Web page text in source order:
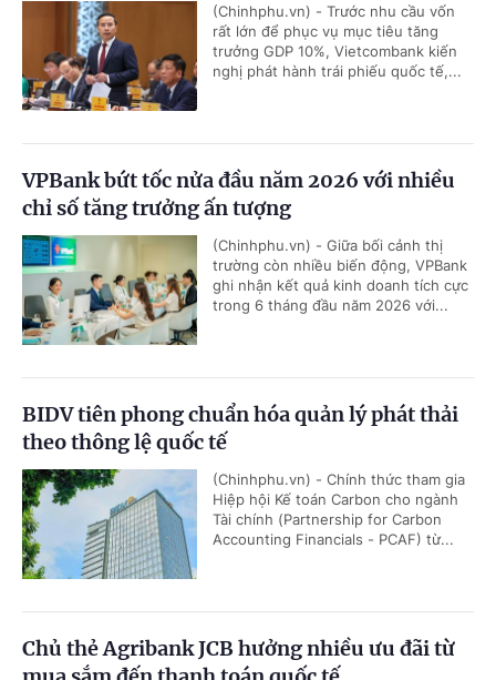
(Chinhphu.vn) - Trước nhu cầu vốn
rất lớn để phục vụ mục tiêu tăng
trưởng GDP 10%, Vietcombank kiến
nghị phát hành trái phiếu quốc tế,...
VPBank bứt tốc nửa đầu năm 2026 với nhiều
chỉ số tăng trưởng ấn tượng
(Chinhphu.vn) - Giữa bối cảnh thị
trường còn nhiều biến động, VPBank
ghi nhận kết quả kinh doanh tích cực
trong 6 tháng đầu năm 2026 với...
BIDV tiên phong chuẩn hóa quản lý phát thải
theo thông lệ quốc tế
(Chinhphu.vn) - Chính thức tham gia
Hiệp hội Kế toán Carbon cho ngành
Tài chính (Partnership for Carbon
Accounting Financials - PCAF) từ...
Chủ thẻ Agribank JCB hưởng nhiều ưu đãi từ